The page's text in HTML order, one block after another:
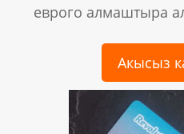
еврого алмаштыра
Акысыз